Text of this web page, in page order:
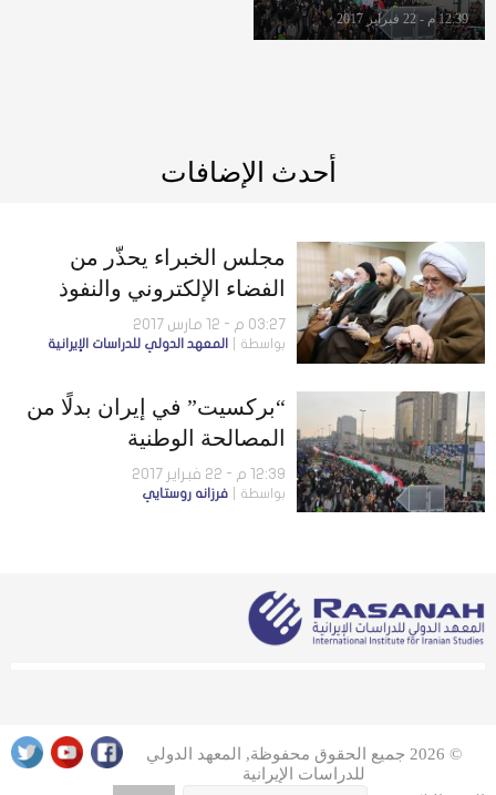
12:39 م - 22 فبراير 2017
أحدث الإضافات
مجلس الخبراء يحذّر من
الفضاء الإلكتروني والنفوذ
والمصالحة الوطنية
03:27 م - 12 مارس 2017
بواسطة المعهد الدولي للدراسات الإيرانية
“بركسيت” في إيران بدلًا من
المصالحة الوطنية
12:39 م - 22 فبراير 2017
بواسطة فرزانه روستايي
© 2026 جميع الحقوق محفوظة, المعهد الدولي
للدراسات الإيرانية